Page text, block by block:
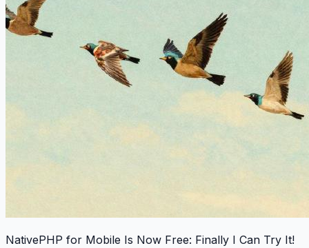
NativePHP for Mobile Is Now Free: Finally I Can Try It!